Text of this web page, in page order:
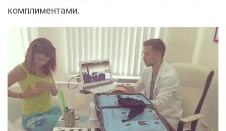
комплиментами.